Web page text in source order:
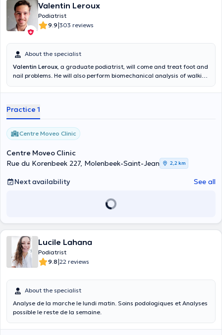
Valentin Leroux
Podiatrist
9.9|303 reviews
About the specialist
Valentin Leroux, a graduate podiatrist, will come and treat foot and
nail problems. He will also perform biomechanical analysis of walking
Your Podiatrist receives you on Tuesdays in Schaerbeek, Avenue
Moveoclinic center in Molenbeek.
Practice 1
Centre Moveo Clinic
Centre Moveo Clinic
Rue du Korenbeek 227, Molenbeek-Saint-Jean
2,2 km
Next availability See all
Lucile Lahana
Podiatrist
9.8|22 reviews
About the specialist
Analyse de la marche le lundi matin. Soins podologiques et Analyses
possible le reste de la semaine.